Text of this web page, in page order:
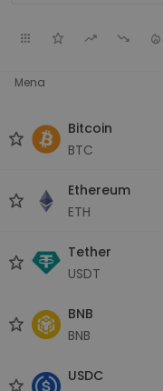
Mena
Bitcoin
BTC
Ethereum
ETH
Tether
USDT
BNB
BNB
USDC